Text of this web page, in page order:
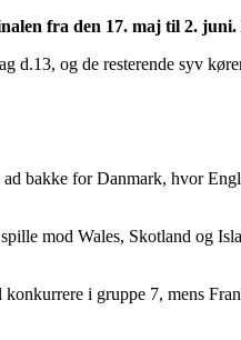
fra den 17. maj til 2.
d.13, og de resterende syv
bakke for Danmark, hvor
mod Wales, Skotland og
i gruppe 7, mens